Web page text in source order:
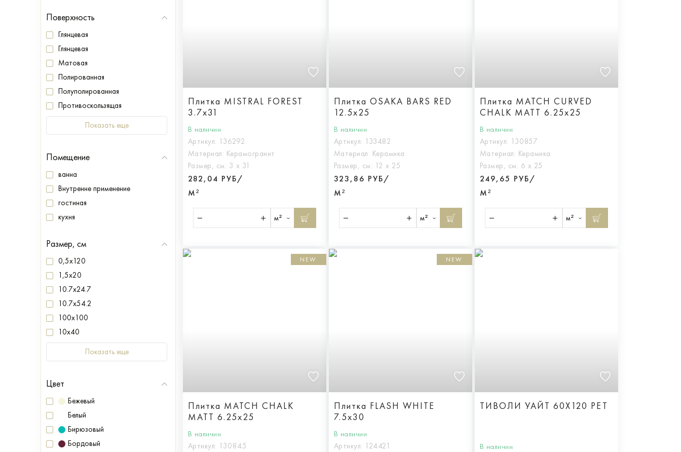
Поверхность
Глянцевая
Глянцевая
Матовая
Полированная
Полуполированная
Противоскользящая
Показать еще
Помещение
ванна
Внутренне применение
гостиная
кухня
Размер, см
0,5x120
1,5x20
10.7x24.7
10.7x54.2
100x100
10x40
Показать еще
Цвет
Бежевый
Белый
Бирюзовый
Бордовый
Плитка MISTRAL FOREST
3.7x31
В наличии
Артикул: 136292
Материал: Керамогранит
Размер, см: 3 х 31
282,04 РУБ/
М²
м²
Плитка OSAKA BARS RED
12.5x25
В наличии
Артикул: 133482
Материал: Керамика
Размер, см: 12 х 25
323,86 РУБ/
М²
м²
Плитка MATCH CURVED
CHALK MATT 6.25x25
В наличии
Артикул: 130857
Материал: Керамика
Размер, см: 6 х 25
249,65 РУБ/
М²
м²
NEW
Плитка MATCH CHALK
MATT 6.25x25
В наличии
Артикул: 130845
NEW
Плитка FLASH WHITE
7.5x30
В наличии
Артикул: 124421
ТИВОЛИ УАЙТ 60X120 РЕТ
В наличии